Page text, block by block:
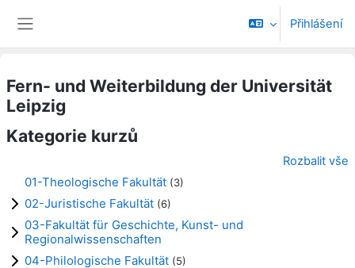
Přihlášení
Fern- und Weiterbildung der Universität
Leipzig
Kategorie kurzů
Rozbalit vše
01-Theologische Fakultät (3)
02-Juristische Fakultät (6)
03-Fakultät für Geschichte, Kunst- und
Regionalwissenschaften
04-Philologische Fakultät (5)